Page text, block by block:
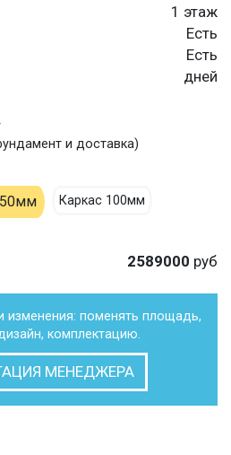
1 этаж
Есть
Есть
дней
и доставка)
Каркас 100мм
2589000 руб
изменения: поменять площадь,
комплектацию.
МЕНЕДЖЕРА